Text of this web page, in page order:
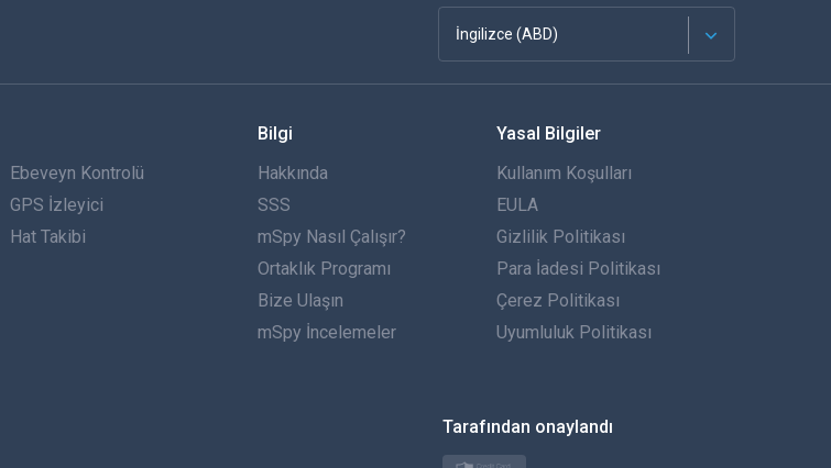
İngilizce (ABD)
Français
Español
Português
İtalyan
Türkçe
Ebeveyn Kontrolü
GPS İzleyici
Hat Takibi
Bilgi
Hakkında
SSS
mSpy Nasıl Çalışır?
Ortaklık Programı
Bize Ulaşın
mSpy İncelemeler
Yasal Bilgiler
Kullanım Koşulları
EULA
Gizlilik Politikası
Para İadesi Politikası
Çerez Politikası
Uyumluluk Politikası
Tarafından onaylandı